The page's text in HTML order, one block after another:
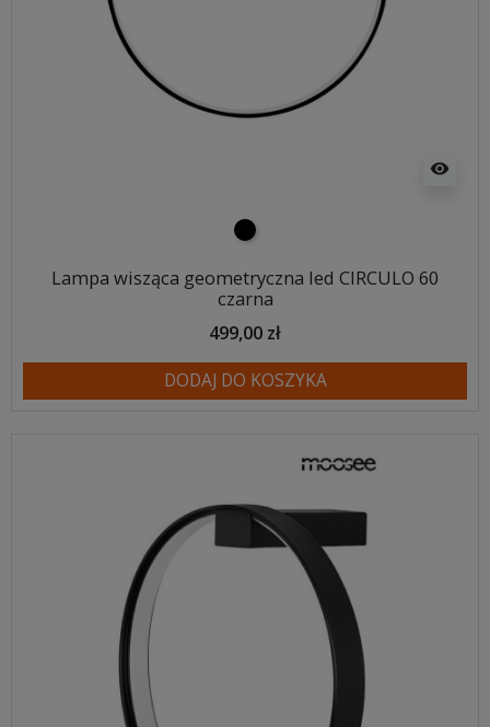
visibility
czarny
Lampa wisząca geometryczna led CIRCULO 60
czarna
499,00 zł
DODAJ DO KOSZYKA